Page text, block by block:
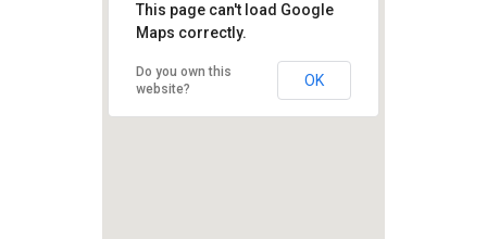
This page can't load Google
Maps correctly.
Do you own this
website?
OK